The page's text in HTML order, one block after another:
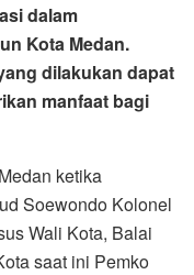
dalam
Kota Medan.
dilakukan dapat
manfaat bagi
ketika
Soewondo Kolonel
Wali Kota, Balai
saat ini Pemko